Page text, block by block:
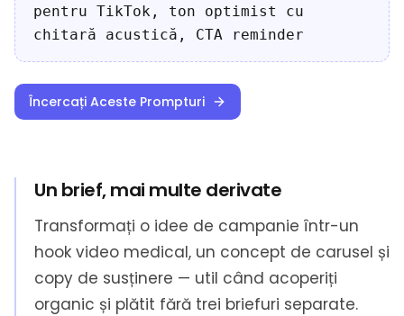
pentru TikTok, ton optimist cu
chitară acustică, CTA reminder
Încercați Aceste Prompturi
Un brief, mai multe derivate
Transformați o idee de campanie într-un
hook video medical, un concept de carusel și
copy de susținere — util când acoperiți
organic și plătit fără trei briefuri separate.